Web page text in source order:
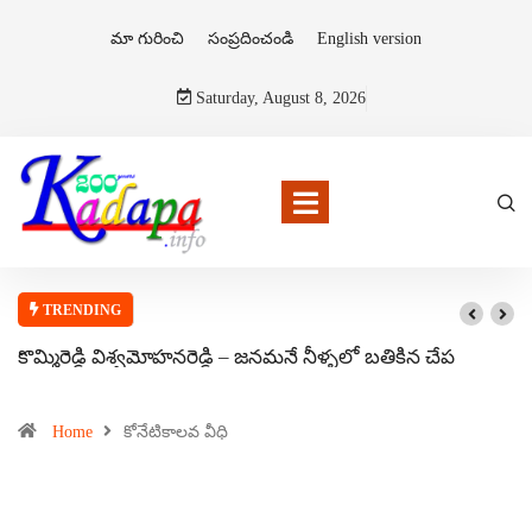
మా గురించి సంప్రదించండి English version
Saturday, August 8, 2026
TRENDING
కొమ్మిరెడ్డి విశ్వమోహనరెడ్డి – జనమనే నీళ్ళలో బతికిన చేప
Home కోనేటికాలవ వీధి